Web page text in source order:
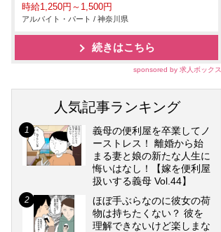
時給1,250円～1,500円
アルバイト・パート / 神奈川県
続きはこちら
sponsored by 求人ボックス
人気記事ランキング
義母の便利屋を卒業してノ
ーストレス！ 離婚から始
まる妻と娘の新たな人生に
悔いはなし！【嫁を便利屋
扱いする義母 Vol.44】
ほぼ手ぶらなのに彼女の荷
物は持ちたくない？ 彼を
理解できないけど楽しまな